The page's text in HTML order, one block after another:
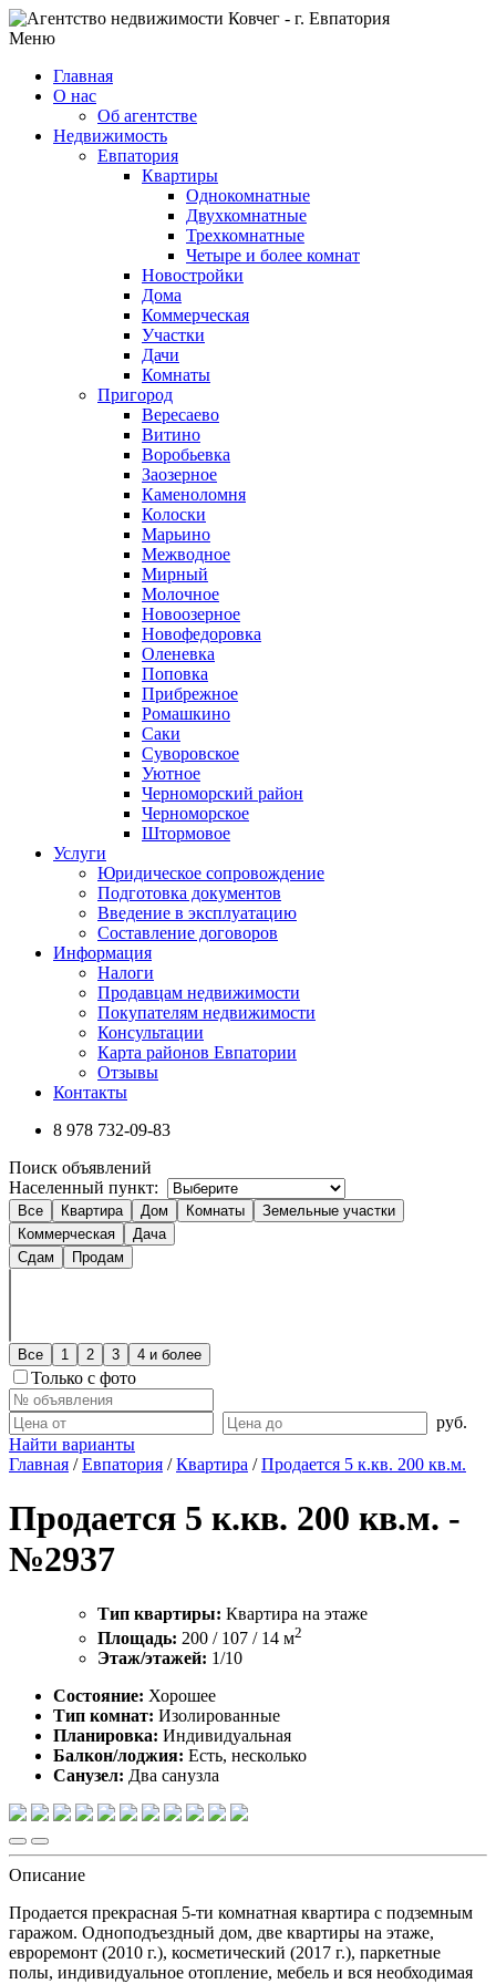
Меню
Главная
О нас
Об агентстве
Недвижимость
Евпатория
Квартиры
Однокомнатные
Двухкомнатные
Трехкомнатные
Четыре и более комнат
Новостройки
Дома
Коммерческая
Участки
Дачи
Комнаты
Пригород
Вересаево
Витино
Воробьевка
Заозерное
Каменоломня
Колоски
Марьино
Межводное
Мирный
Молочное
Новоозерное
Новофедоровка
Оленевка
Поповка
Прибрежное
Ромашкино
Саки
Суворовское
Уютное
Черноморский район
Черноморское
Штормовое
Услуги
Юридическое сопровождение
Подготовка документов
Введение в эксплуатацию
Составление договоров
Информация
Налоги
Продавцам недвижимости
Покупателям недвижимости
Консультации
Карта районов Евпатории
Отзывы
Контакты
8 978 732-09-83
Поиск объявлений
Населенный пункт:
Все Квартира Дом Комнаты
Земельные участки
Коммерческая
Дача
Сдам
Продам
Все 1 2 3 4 и более
Только с фото
руб.
Найти варианты
Главная /Евпатория /Квартира /Продается 5 к.кв. 200 кв.м.
Продается 5 к.кв. 200 кв.м. -
№2937
Тип квартиры: Квартира на этаже
Площадь: 200 / 107 / 14 м2
Этаж/этажей: 1/10
Состояние: Хорошее
Тип комнат: Изолированные
Планировка: Индивидуальная
Балкон/лоджия: Есть, несколько
Санузел: Два санузла
Описание
Продается прекрасная 5-ти комнатная квартира с подземным
гаражом. Одноподъездный дом, две квартиры на этаже,
евроремонт (2010 г.), косметический (2017 г.), паркетные
полы, индивидуальное отопление, мебель и вся необходимая